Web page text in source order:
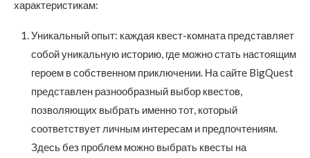
характеристикам:
Уникальный опыт: каждая квест-комната представляет
собой уникальную историю, где можно стать настоящим
героем в собственном приключении. На сайте BigQuest
представлен разнообразный выбор квестов,
позволяющих выбрать именно тот, который
соответствует личным интересам и предпочтениям.
Здесь без проблем можно выбрать квесты на